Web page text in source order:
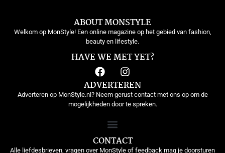
ABOUT MONSTYLE
Welkom op MonStyle! Een online magazine op het gebied van fashion,
beauty en lifestyle.
HAVE WE MET YET?
ADVERTEREN
Adverteren op MonStyle.nl? Neem gerust contact met ons op om de
mogelijkheden door te spreken.
CONTACT
Alle liefdesbrieven, vragen over MonStyle of feedback mag je doorsturen